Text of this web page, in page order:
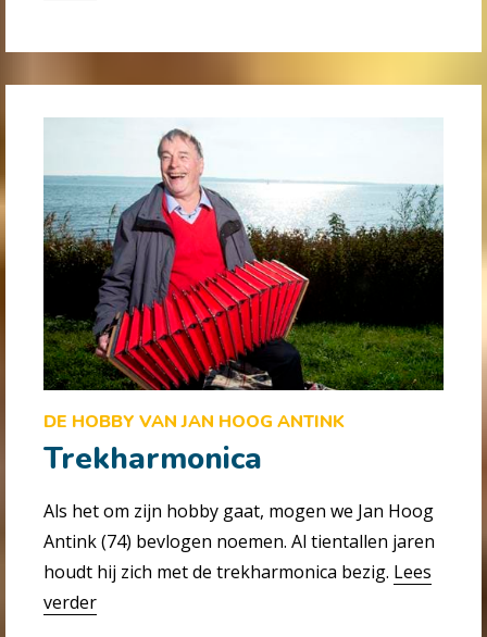
DE HOBBY VAN JAN HOOG ANTINK
Trekharmonica
Als het om zijn hobby gaat, mogen we Jan Hoog
Antink (74) bevlogen noemen. Al tientallen jaren
houdt hij zich met de trekharmonica bezig. Lees
verder